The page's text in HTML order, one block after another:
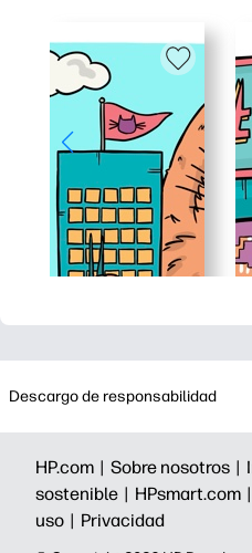
Descargo de responsabilidad
HP.com | Sobre nosotros |
sostenible | HPsmart.com |
uso | Privacidad